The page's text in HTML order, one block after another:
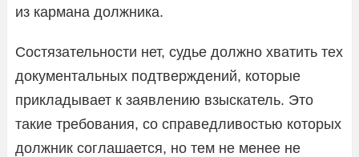
из кармана должника.
Состязательности нет, судье должно хватить тех
документальных подтверждений, которые
прикладывает к заявлению взыскатель. Это
такие требования, со справедливостью которых
должник соглашается, но тем не менее не